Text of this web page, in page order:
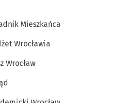
Mieszkańca
Wrocławia
Wrocław